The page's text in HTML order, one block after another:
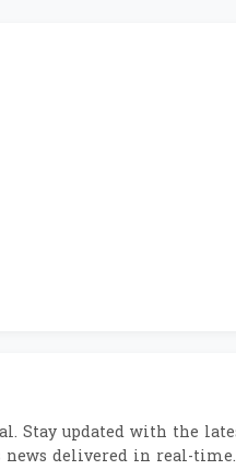
Stay updated with the
delivered in real-time.